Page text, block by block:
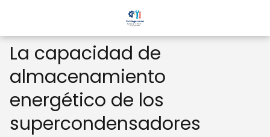
La capacidad de
almacenamiento
energético de los
supercondensadores